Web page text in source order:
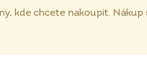
kde chcete nakoupit.